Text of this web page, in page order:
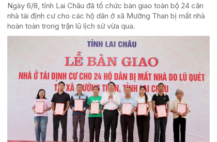
Ngày 6/8, tỉnh Lai Châu đã tổ chức bàn giao toàn bộ 24 căn
nhà tái định cư cho các hộ dân ở xã Mường Than bị mất nhà
hoàn toàn trong trận lũ lịch sử vừa qua.